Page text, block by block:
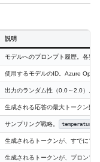
説明
モデルへのプロンプト履歴。各要
使用するモデルのID。Azure
出力のランダム性（0.0～2.0）。
生成される応答の最大トークン数
サンプリング戦略。 temperature
生成されるトークンが、すでにプ
生成されるトークンが、プロンプ